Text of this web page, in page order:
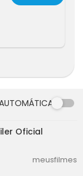
02:33
Oficial
meusfilmes